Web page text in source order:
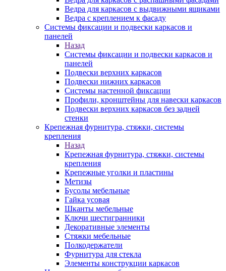
Ведра для каркасов с выдвижными ящиками
Ведра с креплением к фасаду
Системы фиксации и подвески каркасов и
панелей
Назад
Системы фиксации и подвески каркасов и
панелей
Подвески верхних каркасов
Подвески нижних каркасов
Системы настенной фиксации
Профили, кронштейны для навески каркасов
Подвески верхних каркасов без задней
стенки
Крепежная фурнитура, стяжки, системы
крепления
Назад
Крепежная фурнитура, стяжки, системы
крепления
Крепежные уголки и пластины
Метизы
Бусолы мебельные
Гайка усовая
Шканты мебельные
Ключи шестигранники
Декоративные элементы
Стяжки мебельные
Полкодержатели
Фурнитура для стекла
Элементы конструкции каркасов